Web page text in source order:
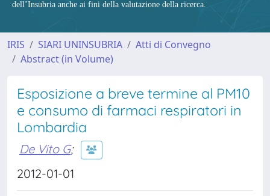
dell’Insubria anche ai fini della valutazione della ricerca.
IRIS SIARI UNINSUBRIA
Atti di Convegno
Abstract (in Volume)
Esposizione a breve termine al PM10
e consumo di farmaci respiratori in
Lombardia
De Vito G;
2012-01-01